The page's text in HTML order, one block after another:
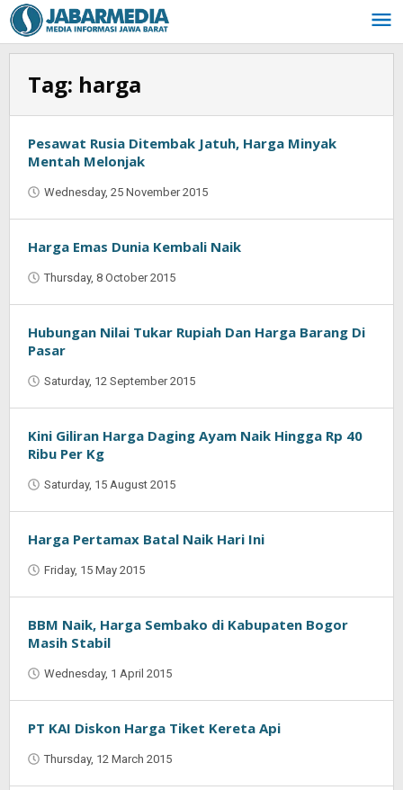
Skip
to
content
Tag: harga
Pesawat Rusia Ditembak Jatuh, Harga Minyak
Mentah Melonjak
Wednesday, 25 November 2015
Saputra
Harga Emas Dunia Kembali Naik
Thursday, 8 October 2015
Hubungan Nilai Tukar Rupiah Dan Harga Barang Di
Pasar
Saturday, 12 September 2015
Kini Giliran Harga Daging Ayam Naik Hingga Rp 40
Ribu Per Kg
Saturday, 15 August 2015
Harga Pertamax Batal Naik Hari Ini
Friday, 15 May 2015
Saputra
BBM Naik, Harga Sembako di Kabupaten Bogor
Masih Stabil
Wednesday, 1 April 2015
Saputra
PT KAI Diskon Harga Tiket Kereta Api
Thursday, 12 March 2015